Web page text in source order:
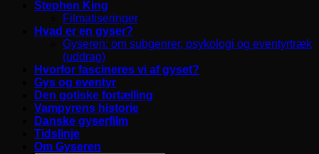
Stephen King
Filmatiseringer
Hvad er en gyser?
Gyseren: om subgenrer, psykologi og eventyrtræk
(uddrag)
Hvorfor fascineres vi af gyset?
Gys og eventyr
Den gotiske fortælling
Vampyrens historie
Danske gyserfilm
Tidslinje
Om Gyseren